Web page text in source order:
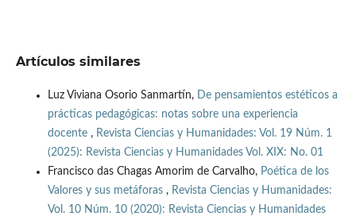
Artículos similares
Luz Viviana Osorio Sanmartín,
De pensamientos estéticos a
prácticas pedagógicas: notas sobre una experiencia
docente , Revista Ciencias y Humanidades: Vol. 19 Núm. 1
(2025): Revista Ciencias y Humanidades Vol. XIX: No. 01
Francisco das Chagas Amorim de Carvalho, Poética de los
Valores y sus metáforas , Revista Ciencias y Humanidades:
Vol. 10 Núm. 10 (2020): Revista Ciencias y Humanidades